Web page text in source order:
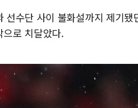
선수단 사이 불화설까지 제기
으로 치달았다.